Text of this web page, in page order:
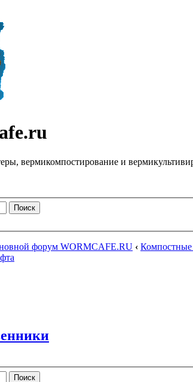
вермикомпостирование и
форум WORMCAFE.RU ‹ Компостные